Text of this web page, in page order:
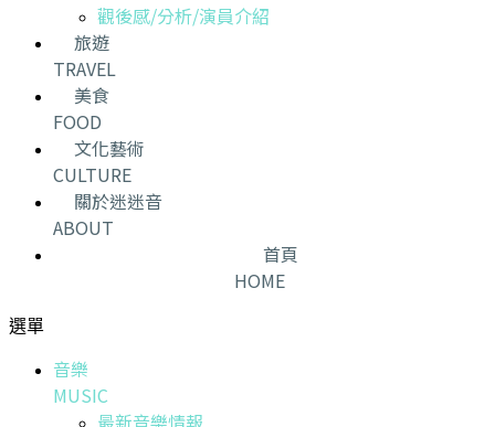
觀後感/分析/演員介紹
旅遊
TRAVEL
美食
FOOD
文化藝術
CULTURE
關於迷迷音
ABOUT
首頁
HOME
選單
音樂
MUSIC
最新音樂情報